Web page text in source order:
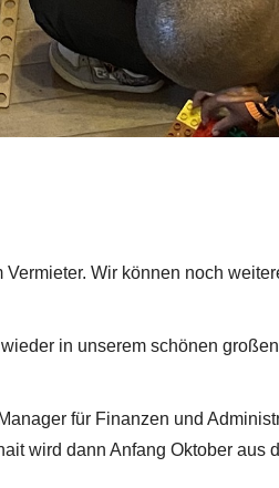
Wir können noch
in unserem schönen großen
für Finanzen und
wird dann Anfang Oktober aus